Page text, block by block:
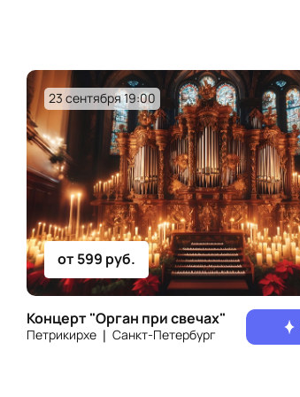
23 сентября 19:00
от 599 руб.
Концерт "Орган при свечах"
Петрикирхе ❘ Санкт‑Петербург